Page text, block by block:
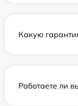
Какую
Работаете ли